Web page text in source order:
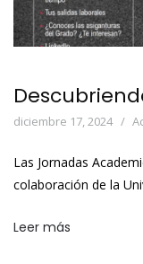
diciembre 17, 2024
Las Jornadas
colaboración de la
Leer más